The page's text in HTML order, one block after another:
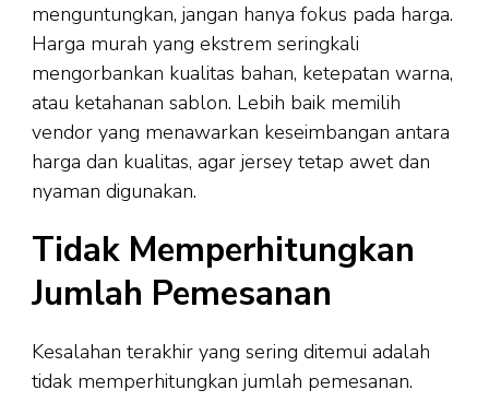
menguntungkan, jangan hanya fokus pada harga.
Harga murah yang ekstrem seringkali
mengorbankan kualitas bahan, ketepatan warna,
atau ketahanan sablon. Lebih baik memilih
vendor yang menawarkan keseimbangan antara
harga dan kualitas, agar jersey tetap awet dan
nyaman digunakan.
Tidak Memperhitungkan
Jumlah Pemesanan
Kesalahan terakhir yang sering ditemui adalah
tidak memperhitungkan jumlah pemesanan.